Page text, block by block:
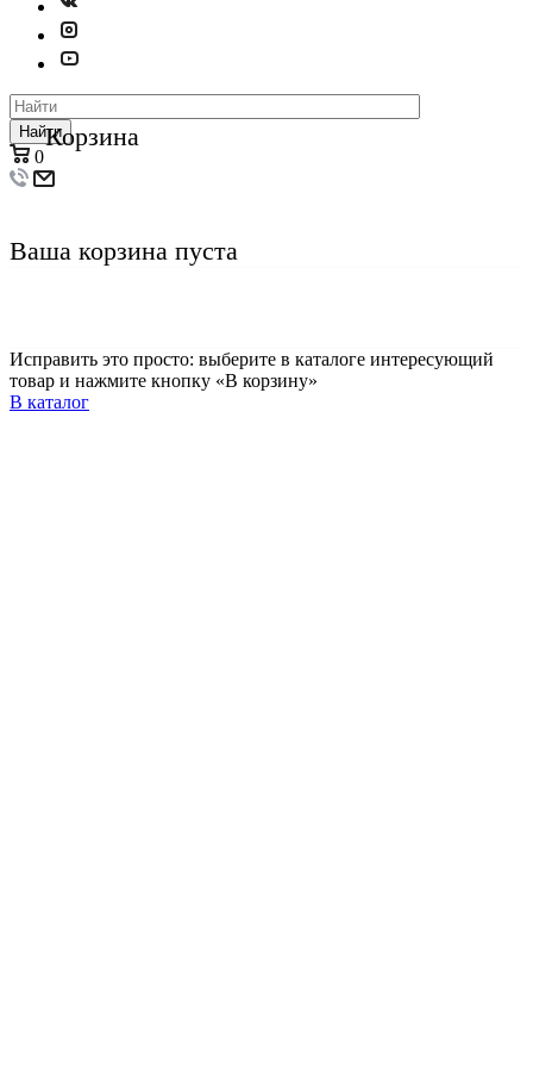
Найти
0
Корзина
Ваша корзина пуста
Исправить это просто: выберите в каталоге интересующий
товар и нажмите кнопку «В корзину»
В каталог